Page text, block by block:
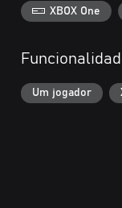
XBOX One
Um jogador